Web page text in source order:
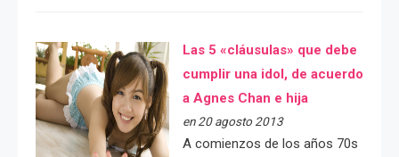
Las 5 «cláusulas» que debe
cumplir una idol, de acuerdo
a Agnes Chan e hija
en 20 agosto 2013
A comienzos de los años 70s